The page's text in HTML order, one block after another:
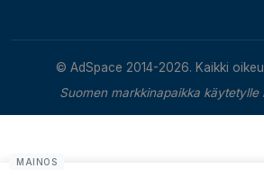
© AdSpace 2014-2026. Kaikki
Suomen markkinapaikka käytetylle